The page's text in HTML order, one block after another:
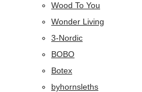
Wood To You
Wonder Living
3-Nordic
BOBO
Botex
byhornsleths